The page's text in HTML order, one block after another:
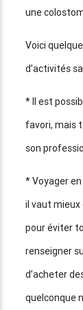
une
Voici
d’activités
* Il est
favori, mais
son
* Voyager
il vaut mieux
pour éviter
renseigner
d’acheter
quelconque